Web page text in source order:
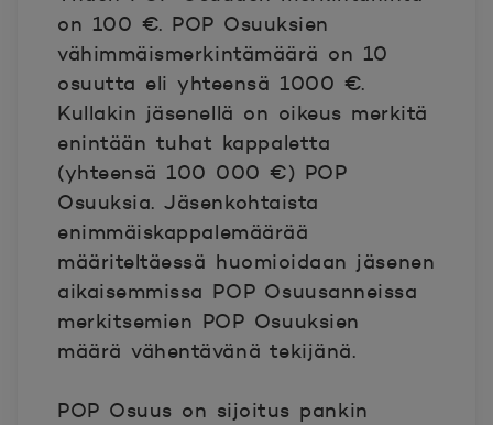
on 100 €. POP Osuuksien
vähimmäismerkintämäärä on 10
osuutta eli yhteensä 1000 €.
Kullakin jäsenellä on oikeus merkitä
enintään tuhat kappaletta
(yhteensä 100 000 €) POP
Osuuksia. Jäsenkohtaista
enimmäiskappalemäärää
määriteltäessä huomioidaan jäsenen
aikaisemmissa POP Osuusanneissa
merkitsemien POP Osuuksien
määrä vähentävänä tekijänä.
POP Osuus on sijoitus pankin